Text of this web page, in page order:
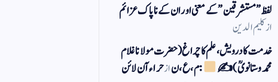
لفظ ” مستشرقین ” کے معنی اور ان کے نا پاک عزائم
ازکلیم الدین
خدمت کا درویش، علم کا چراغ(حضرت مولانا غلام
محمد وستانویؒ)✍
: م ، ع ، نازحراء آن لائن